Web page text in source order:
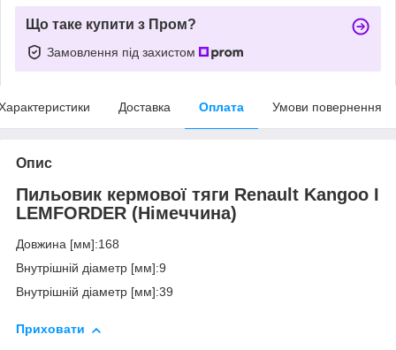
Що таке купити з Пром?
Замовлення під захистом
Доставка Оплата Умови повернення
Опис
Пильовик кермової тяги Renault Kangoo I
LEMFORDER (Німеччина)
Довжина [мм]:168
Внутрішній діаметр [мм]:9
Внутрішній діаметр [мм]:39
Приховати